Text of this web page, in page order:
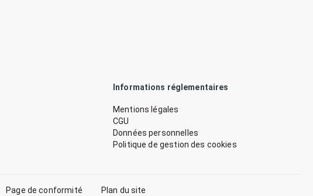
Informations réglementaires
Mentions légales
CGU
Données personnelles
Politique de gestion des cookies
Page de conformité Plan du site